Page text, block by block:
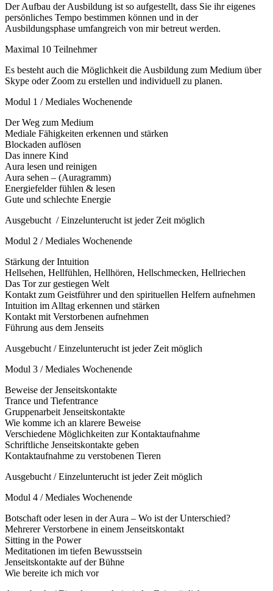
Der Aufbau der Ausbildung ist so aufgestellt, dass Sie ihr eigenes
persönliches Tempo bestimmen können und in der
Ausbildungsphase umfangreich von mir betreut werden.
Maximal 10 Teilnehmer
Es besteht auch die Möglichkeit die Ausbildung zum Medium über
Skype oder Zoom zu erstellen und individuell zu planen.
Modul 1 / Mediales Wochenende
Der Weg zum Medium
Mediale Fähigkeiten erkennen und stärken
Blockaden auflösen
Das innere Kind
Aura lesen und reinigen
Aura sehen – (Auragramm)
Energiefelder fühlen & lesen
Gute und schlechte Energie
Ausgebucht / Einzelunterucht ist jeder Zeit möglich
Modul 2 / Mediales Wochenende
Stärkung der Intuition
Hellsehen, Hellfühlen, Hellhören, Hellschmecken, Hellriechen
Das Tor zur gestiegen Welt
Kontakt zum Geistführer und den spirituellen Helfern aufnehmen
Intuition im Alltag erkennen und stärken
Kontakt mit Verstorbenen aufnehmen
Führung aus dem Jenseits
Ausgebucht / Einzelunterucht ist jeder Zeit möglich
Modul 3 / Mediales Wochenende
Beweise der Jenseitskontakte
Trance und Tiefentrance
Gruppenarbeit Jenseitskontakte
Wie komme ich an klarere Beweise
Verschiedene Möglichkeiten zur Kontaktaufnahme
Schriftliche Jenseitskontakte geben
Kontaktaufnahme zu verstobenen Tieren
Ausgebucht / Einzelunterucht ist jeder Zeit möglich
Modul 4 / Mediales Wochenende
Botschaft oder lesen in der Aura – Wo ist der Unterschied?
Mehrerer Verstorbene in einem Jenseitskontakt
Sitting in the Power
Meditationen im tiefen Bewusstsein
Jenseitskontakte auf der Bühne
Wie bereite ich mich vor